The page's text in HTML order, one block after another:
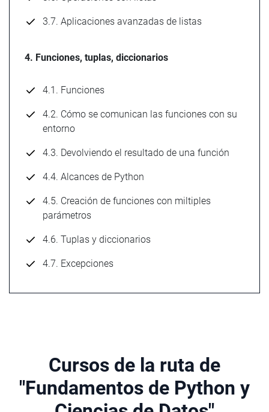
3.7. Aplicaciones avanzadas de listas
4. Funciones, tuplas, diccionarios
4.1. Funciones
4.2. Cómo se comunican las funciones con su
entorno
4.3. Devolviendo el resultado de una función
4.4. Alcances de Python
4.5. Creación de funciones con miltiples
parámetros
4.6. Tuplas y diccionarios
4.7. Excepciones
Cursos de la ruta de
"Fundamentos de Python y